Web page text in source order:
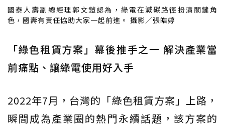
國泰人壽副總經理郭文鎧認為，綠電在減碳路徑扮演關鍵角
色，國壽有責任協助大家一起前進。 攝影／張皓婷
「綠色租賃方案」幕後推手之一 解決產業當
前痛點、讓綠電使用好入手
2022年7月，台灣的「綠色租賃方案」上路，
瞬間成為產業圈的熱門永續話題，該方案的